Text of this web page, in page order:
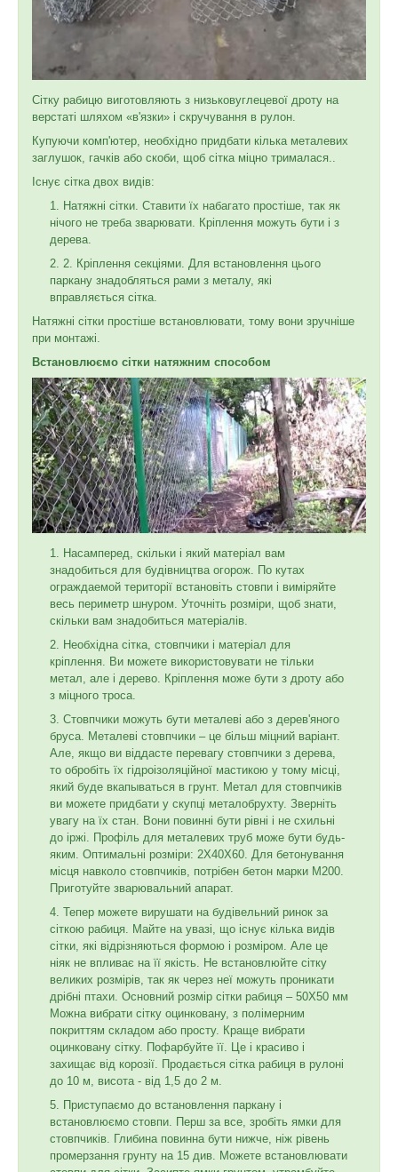
Сітку рабицю виготовляють з низьковуглецевої дроту на
верстаті шляхом «в'язки» і скручування в рулон.
Купуючи комп'ютер, необхідно придбати кілька металевих
заглушок, гачків або скоби, щоб сітка міцно трималася..
Існує сітка двох видів:
Натяжні сітки. Ставити їх набагато простіше, так як
нічого не треба зварювати. Кріплення можуть бути і з
дерева.
2. Кріплення секціями. Для встановлення цього
паркану знадобляться рами з металу, які
вправляється сітка.
Натяжні сітки простіше встановлювати, тому вони зручніше
при монтажі.
Встановлюємо сітки натяжним способом
Насамперед, скільки і який матеріал вам
знадобиться для будівництва огорож. По кутах
ограждаемой території встановіть стовпи і виміряйте
весь периметр шнуром. Уточніть розміри, щоб знати,
скільки вам знадобиться матеріалів.
Необхідна сітка, стовпчики і матеріал для
кріплення. Ви можете використовувати не тільки
метал, але і дерево. Кріплення може бути з дроту або
з міцного троса.
Стовпчики можуть бути металеві або з дерев'яного
бруса. Металеві стовпчики – це більш міцний варіант.
Але, якщо ви віддасте перевагу стовпчики з дерева,
то обробіть їх гідроізоляційної мастикою у тому місці,
який буде вкапываться в грунт. Метал для стовпчиків
ви можете придбати у скупці металобрухту. Зверніть
увагу на їх стан. Вони повинні бути рівні і не схильні
до іржі. Профіль для металевих труб може бути будь-
яким. Оптимальні розміри: 2Х40Х60. Для бетонування
місця навколо стовпчиків, потрібен бетон марки М200.
Приготуйте зварювальний апарат.
Тепер можете вирушати на будівельний ринок за
сіткою рабиця. Майте на увазі, що існує кілька видів
сітки, які відрізняються формою і розміром. Але це
ніяк не впливає на її якість. Не встановлюйте сітку
великих розмірів, так як через неї можуть проникати
дрібні птахи. Основний розмір сітки рабиця – 50Х50 мм
Можна вибрати сітку оцинковану, з полімерним
покриттям складом або просту. Краще вибрати
оцинковану сітку. Пофарбуйте її. Це і красиво і
захищає від корозії. Продається сітка рабиця в рулоні
до 10 м, висота - від 1,5 до 2 м.
Приступаємо до встановлення паркану і
встановлюємо стовпи. Перш за все, зробіть ямки для
стовпчиків. Глибина повинна бути нижче, ніж рівень
промерзання грунту на 15 див. Можете встановлювати